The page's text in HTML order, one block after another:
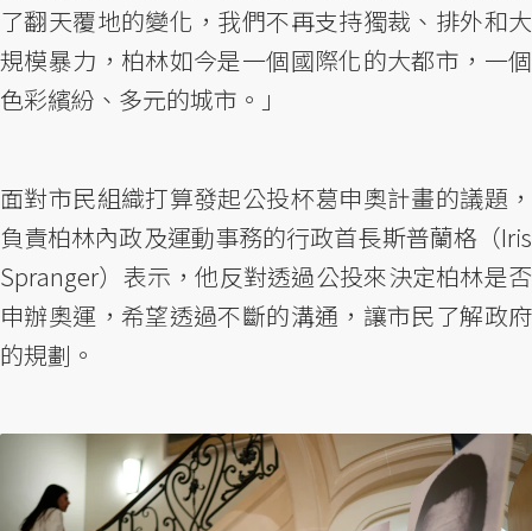
了翻天覆地的變化，我們不再支持獨裁、排外和大
規模暴力，柏林如今是一個國際化的大都市，一個
色彩繽紛、多元的城市。」
面對市民組織打算發起公投杯葛申奧計畫的議題，
負責柏林內政及運動事務的行政首長斯普蘭格（Iris
Spranger）表示，他反對透過公投來決定柏林是否
申辦奧運，希望透過不斷的溝通，讓市民了解政府
的規劃。